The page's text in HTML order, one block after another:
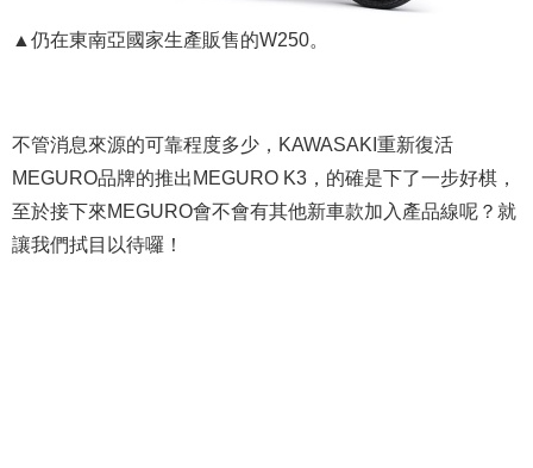
▲仍在東南亞國家生產販售的W250。
不管消息來源的可靠程度多少，KAWASAKI重新復活
MEGURO品牌的推出MEGURO K3，的確是下了一步好棋，
至於接下來MEGURO會不會有其他新車款加入產品線呢？就
讓我們拭目以待囉！